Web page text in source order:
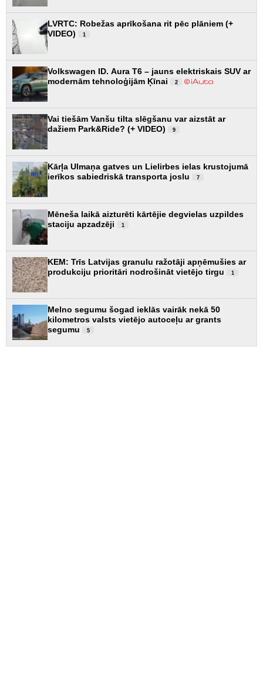
LVRTC: Robežas aprīkošana rit pēc plāniem (+
VIDEO)
1
Volkswagen ID. Aura T6 – jauns elektriskais SUV ar
modernām tehnoloģijām Ķīnai
2
Vai tiešām Vanšu tilta slēgšanu var aizstāt ar
dažiem Park&Ride? (+ VIDEO)
9
Kārļa Ulmaņa gatves un Lielirbes ielas krustojumā
ierīkos sabiedriskā transporta joslu
7
Mēneša laikā aizturēti kārtējie degvielas uzpildes
staciju apzadzēji
1
KEM: Trīs Latvijas granulu ražotāji apņēmušies ar
produkciju prioritāri nodrošināt vietējo tirgu
1
Melno segumu šogad ieklās vairāk nekā 50
kilometros valsts vietējo autoceļu ar grants
segumu
5